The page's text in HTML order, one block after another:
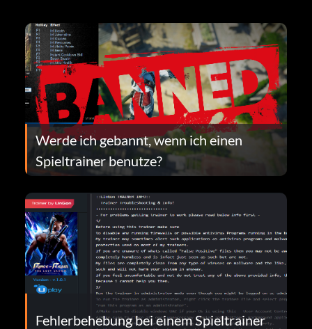
Werde ich gebannt, wenn ich einen
Spieltrainer benutze?
Fehlerbehebung bei einem Spieltrainer